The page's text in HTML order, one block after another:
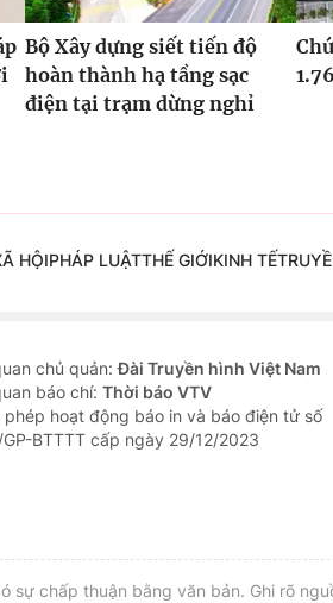
Bộ Xây dựng siết tiến độ
hoàn thành hạ tầng sạc
điện tại trạm dừng nghỉ
HỘIPHÁP LUẬTTHẾ GIỚIKINH TẾ
chủ quản:Đài Truyền hình Việt Nam
báo chí: Thời báo VTV
phép hoạt động báo in và báo điện tử số
BTTTT cấp ngày 29/12/2023
sự chấp thuận bằng văn bản. Ghi rõ